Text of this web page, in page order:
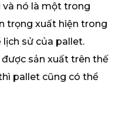
và nó là một trong
trọng xuất hiện trong
lịch sử của pallet.
sản xuất trên thế
pallet cũng có thể